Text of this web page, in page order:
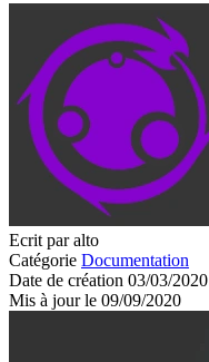
Ecrit par alto
Catégorie Documentation
Date de création 03/03/2020
Mis à jour le 09/09/2020